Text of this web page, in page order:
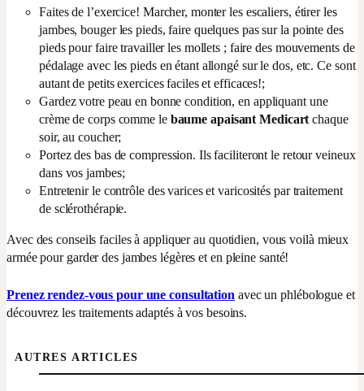
Faites de l’exercice! Marcher, monter les escaliers, étirer les
jambes, bouger les pieds, faire quelques pas sur la pointe des
pieds pour faire travailler les mollets ; faire des mouvements de
pédalage avec les pieds en étant allongé sur le dos, etc. Ce sont
autant de petits exercices faciles et efficaces!;
Gardez votre peau en bonne condition, en appliquant une
crème de corps comme le baume apaisant Medicartchaque
soir, au coucher;
Portez des bas de compression. Ils faciliteront le retour veineux
dans vos jambes;
Entretenir le contrôle des varices et varicosités par traitement
de sclérothérapie.
Avec des conseils faciles à appliquer au quotidien, vous voilà mieux
armée pour garder des jambes légères et en pleine santé!
Prenez rendez-vous pour une consultation avec un phlébologue et
découvrez les traitements adaptés à vos besoins.
AUTRES ARTICLES